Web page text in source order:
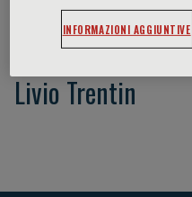
Livio Trentin
INFORMAZIONI AGGIUNTIVE